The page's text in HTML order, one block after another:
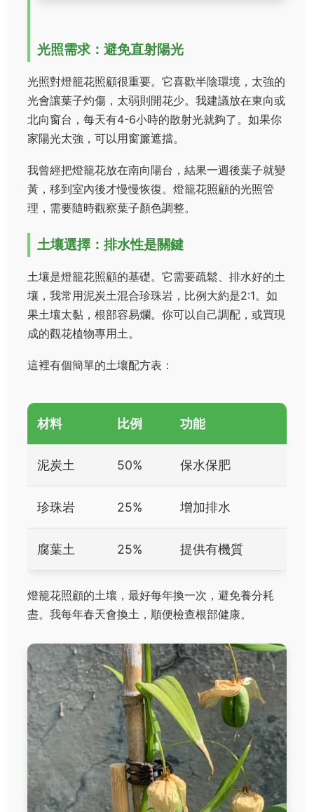
光照需求：避免直射陽光
光照對燈籠花照顧很重要。它喜歡半陰環境，太強的
光會讓葉子灼傷，太弱則開花少。我建議放在東向或
北向窗台，每天有4-6小時的散射光就夠了。如果你
家陽光太強，可以用窗簾遮擋。
我曾經把燈籠花放在南向陽台，結果一週後葉子就變
黃，移到室內後才慢慢恢復。燈籠花照顧的光照管
理，需要隨時觀察葉子顏色調整。
土壤選擇：排水性是關鍵
土壤是燈籠花照顧的基礎。它需要疏鬆、排水好的土
壤，我常用泥炭土混合珍珠岩，比例大約是2:1。如
果土壤太黏，根部容易爛。你可以自己調配，或買現
成的觀花植物專用土。
這裡有個簡單的土壤配方表：
材料 比例 功能
泥炭土 50% 保水保肥
珍珠岩 25% 增加排水
腐葉土 25% 提供有機質
燈籠花照顧的土壤，最好每年換一次，避免養分耗
盡。我每年春天會換土，順便檢查根部健康。